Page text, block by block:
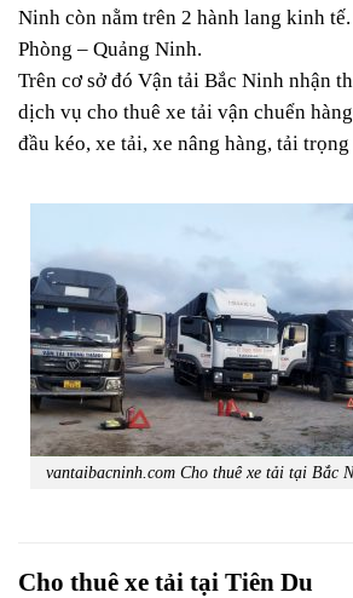
Ninh còn nằm trên 2 hành lang kinh
Phòng – Quảng Ninh.
Trên cơ sở đó Vận tải Bắc Ninh nhận
dịch vụ cho thuê xe tải vận chuển
đầu kéo, xe tải, xe nâng hàng, tải
vantaibacninh.com Cho thuê xe tải tại Bắc
Cho thuê xe tải tại Tiên Du